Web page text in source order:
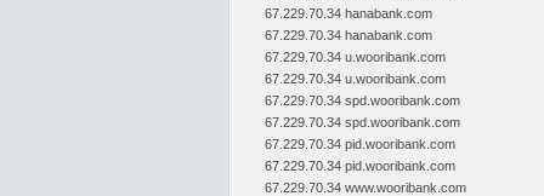
67.229.70.34 hanabank.com
67.229.70.34 hanabank.com
67.229.70.34 u.wooribank.com
67.229.70.34 u.wooribank.com
67.229.70.34 spd.wooribank.com
67.229.70.34 spd.wooribank.com
67.229.70.34 pid.wooribank.com
67.229.70.34 pid.wooribank.com
67.229.70.34 www.wooribank.com